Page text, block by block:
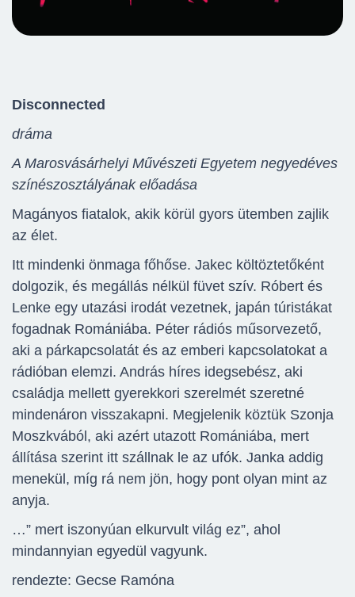
Disconnected
dráma
A Marosvásárhelyi Művészeti Egyetem negyedéves
színészosztályának előadása
Magányos fiatalok, akik körül gyors ütemben zajlik
az élet.
Itt mindenki önmaga főhőse. Jakec költöztetőként
dolgozik, és megállás nélkül füvet szív. Róbert és
Lenke egy utazási irodát vezetnek, japán túristákat
fogadnak Romániába. Péter rádiós műsorvezető,
aki a párkapcsolatát és az emberi kapcsolatokat a
rádióban elemzi. András híres idegsebész, aki
családja mellett gyerekkori szerelmét szeretné
mindenáron visszakapni. Megjelenik köztük Szonja
Moszkvából, aki azért utazott Romániába, mert
állítása szerint itt szállnak le az ufók. Janka addig
menekül, míg rá nem jön, hogy pont olyan mint az
anyja.
…” mert iszonyúan elkurvult világ ez”, ahol
mindannyian egyedül vagyunk.
rendezte: Gecse Ramóna